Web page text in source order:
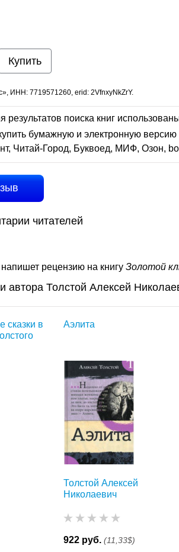
Купить
ИНН: 7719571260, erid: 2VfnxyNkZrY.
поиска книг
бумажную и электронную
Читай-Город, Буквоед, МИФ, Озон,
читателей
рецензию на книгу Золотой
автора Толстой Алексей
сказки в
Аэлита
Толстой Алексей
Николаевич
922 руб. (11,33$)